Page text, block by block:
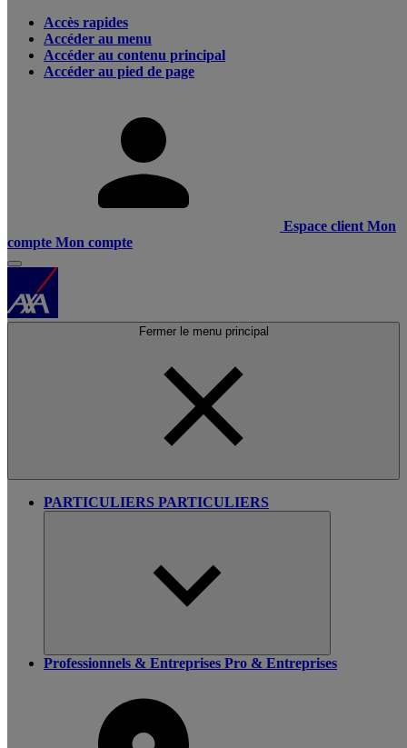
Accès rapides
Accéder au menu
Accéder au contenu principal
Accéder au pied de page
Espace client Mon
compte Mon compte
Fermer le menu principal
PARTICULIERS PARTICULIERS
Professionnels & Entreprises Pro & Entreprises